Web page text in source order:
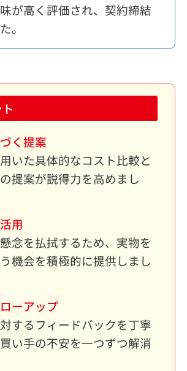
が高く評価され、契約締結
。
く提案
いた具体的なコスト比較と
提案が説得力を高めまし
用
念を払拭するため、実物を
機会を積極的に提供しまし
ーアップ
するフィードバックを丁寧
い手の不安を一つずつ解消